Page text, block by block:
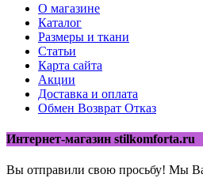
О магазине
Каталог
Размеры и ткани
Статьи
Карта сайта
Акции
Доставка и оплата
Обмен Возврат Отказ
Интернет-магазин stilkomforta.ru
Вы отправили свою просьбу! Мы